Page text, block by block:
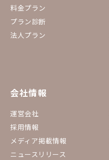
料金プラン
プラン診断
法人プラン
会社情報
運営会社
採用情報
メディア掲載情報
ニュースリリース